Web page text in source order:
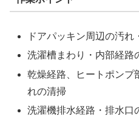
ドアパッキン周辺の汚れ
洗濯槽まわり・内部経路
乾燥経路、ヒートポンプ
れの清掃
洗濯機排水経路・排水口